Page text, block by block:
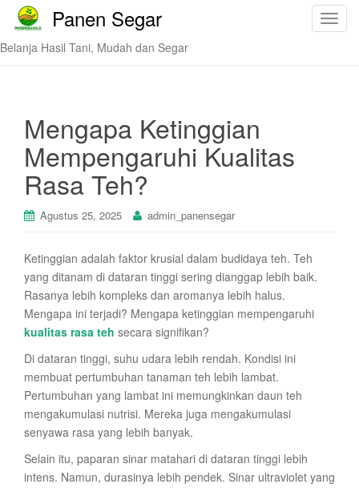
T
Panen Segar
Belanja Hasil Tani, Mudah dan Segar
Mengapa Ketinggian
Mempengaruhi Kualitas
Rasa Teh?
Agustus 25, 2025 admin_panensegar
Ketinggian adalah faktor krusial dalam budidaya teh. Teh
yang ditanam di dataran tinggi sering dianggap lebih baik.
Rasanya lebih kompleks dan aromanya lebih halus.
Mengapa ini terjadi? Mengapa ketinggian mempengaruhi
kualitas rasa teh secara signifikan?
Di dataran tinggi, suhu udara lebih rendah. Kondisi ini
membuat pertumbuhan tanaman teh lebih lambat.
Pertumbuhan yang lambat ini memungkinkan daun teh
mengakumulasi nutrisi. Mereka juga mengakumulasi
senyawa rasa yang lebih banyak.
Selain itu, paparan sinar matahari di dataran tinggi lebih
intens. Namun, durasinya lebih pendek. Sinar ultraviolet yang